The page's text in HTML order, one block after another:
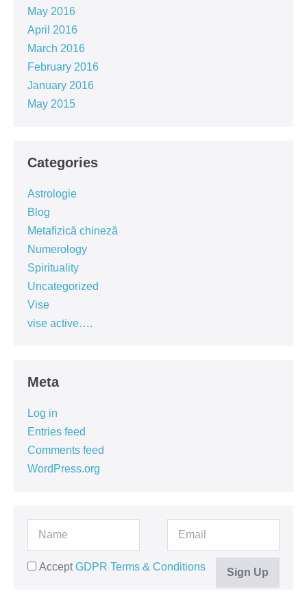
May 2016
April 2016
March 2016
February 2016
January 2016
May 2015
Categories
Astrologie
Blog
Metafizică chineză
Numerology
Spirituality
Uncategorized
Vise
vise active….
Meta
Log in
Entries feed
Comments feed
WordPress.org
AcceptGDPR Terms & Conditions